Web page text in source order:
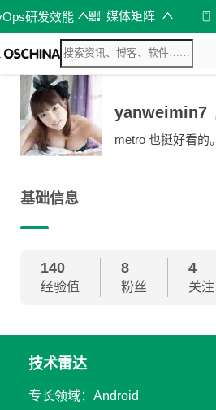
研发效能 媒体矩阵
yanweimin7
metro 也挺好看的。
基础信息
140
经验值
8
粉丝
4
关注
技术雷达
专长领域：Android